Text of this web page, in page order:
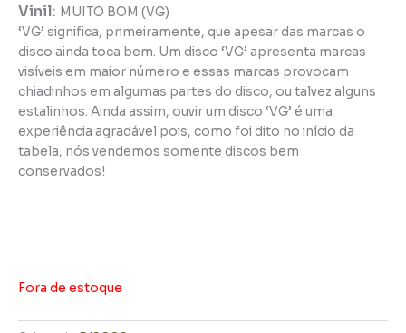
Vinil: MUITO BOM (VG)
‘VG’ significa, primeiramente, que apesar das marcas o
disco ainda toca bem. Um disco ‘VG’ apresenta marcas
visíveis em maior número e essas marcas provocam
chiadinhos em algumas partes do disco, ou talvez alguns
estalinhos. Ainda assim, ouvir um disco ‘VG’ é uma
experiência agradável pois, como foi dito no início da
tabela, nós vendemos somente discos bem
conservados!
Fora de estoque